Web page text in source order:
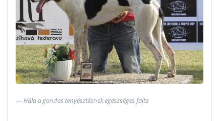
Hála a gondos tenyésztésnek egészséges fajta